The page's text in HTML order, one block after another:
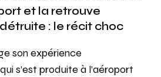
et la retrouve
: le récit choc
son expérience
s’est produite à l’aéroport